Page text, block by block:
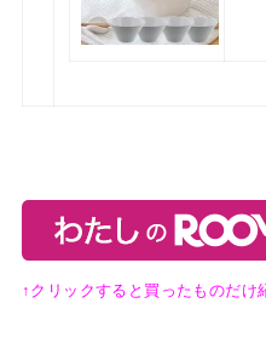
↑クリックすると買ったものだけ